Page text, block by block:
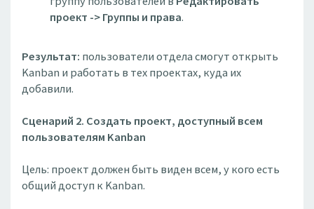
проект -> Группы и права.
Результат: пользователи отдела смогут открыть
Kanban и работать в тех проектах, куда их
добавили.
Сценарий 2. Создать проект, доступный всем
пользователям Kanban
Цель: проект должен быть виден всем, у кого есть
общий доступ к Kanban.